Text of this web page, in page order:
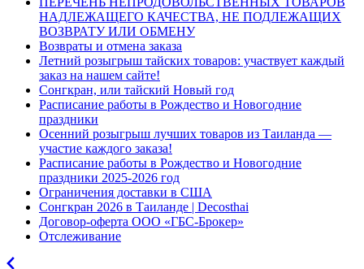
НАДЛЕЖАЩЕГО КАЧЕСТВА, НЕ ПОДЛЕЖАЩИХ
ВОЗВРАТУ ИЛИ ОБМЕНУ
Возвраты и отмена заказа
Летний розыгрыш тайских товаров: участвует каждый
заказ на нашем сайте!
Сонгкран, или тайский Новый год
Расписание работы в Рождество и Новогодние
праздники
Осенний розыгрыш лучших товаров из Таиланда —
участие каждого заказа!
Расписание работы в Рождество и Новогодние
праздники 2025-2026 год
Ограничения доставки в США
Сонгкран 2026 в Таиланде | Decosthai
Договор-оферта ООО «ГБС-Брокер»
Отслеживание